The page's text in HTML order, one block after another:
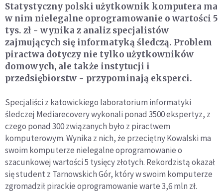
Statystyczny polski użytkownik komputera ma
w nim nielegalne oprogramowanie o wartości 5
tys. zł - wynika z analiz specjalistów
zajmujących się informatyką śledczą. Problem
piractwa dotyczy nie tylko użytkowników
domowych, ale także instytucji i
przedsiębiorstw - przypominają eksperci.
Specjaliści z katowickiego laboratorium informatyki
śledczej Mediarecovery wykonali ponad 3500 ekspertyz, z
czego ponad 300 związanych było z piractwem
komputerowym. Wynika z nich, że przeciętny Kowalski ma
swoim komputerze nielegalne oprogramowanie o
szacunkowej wartości 5 tysięcy złotych. Rekordzistą okazał
się student z Tarnowskich Gór, który w swoim komputerze
zgromadził pirackie oprogramowanie warte 3,6 mln zł.